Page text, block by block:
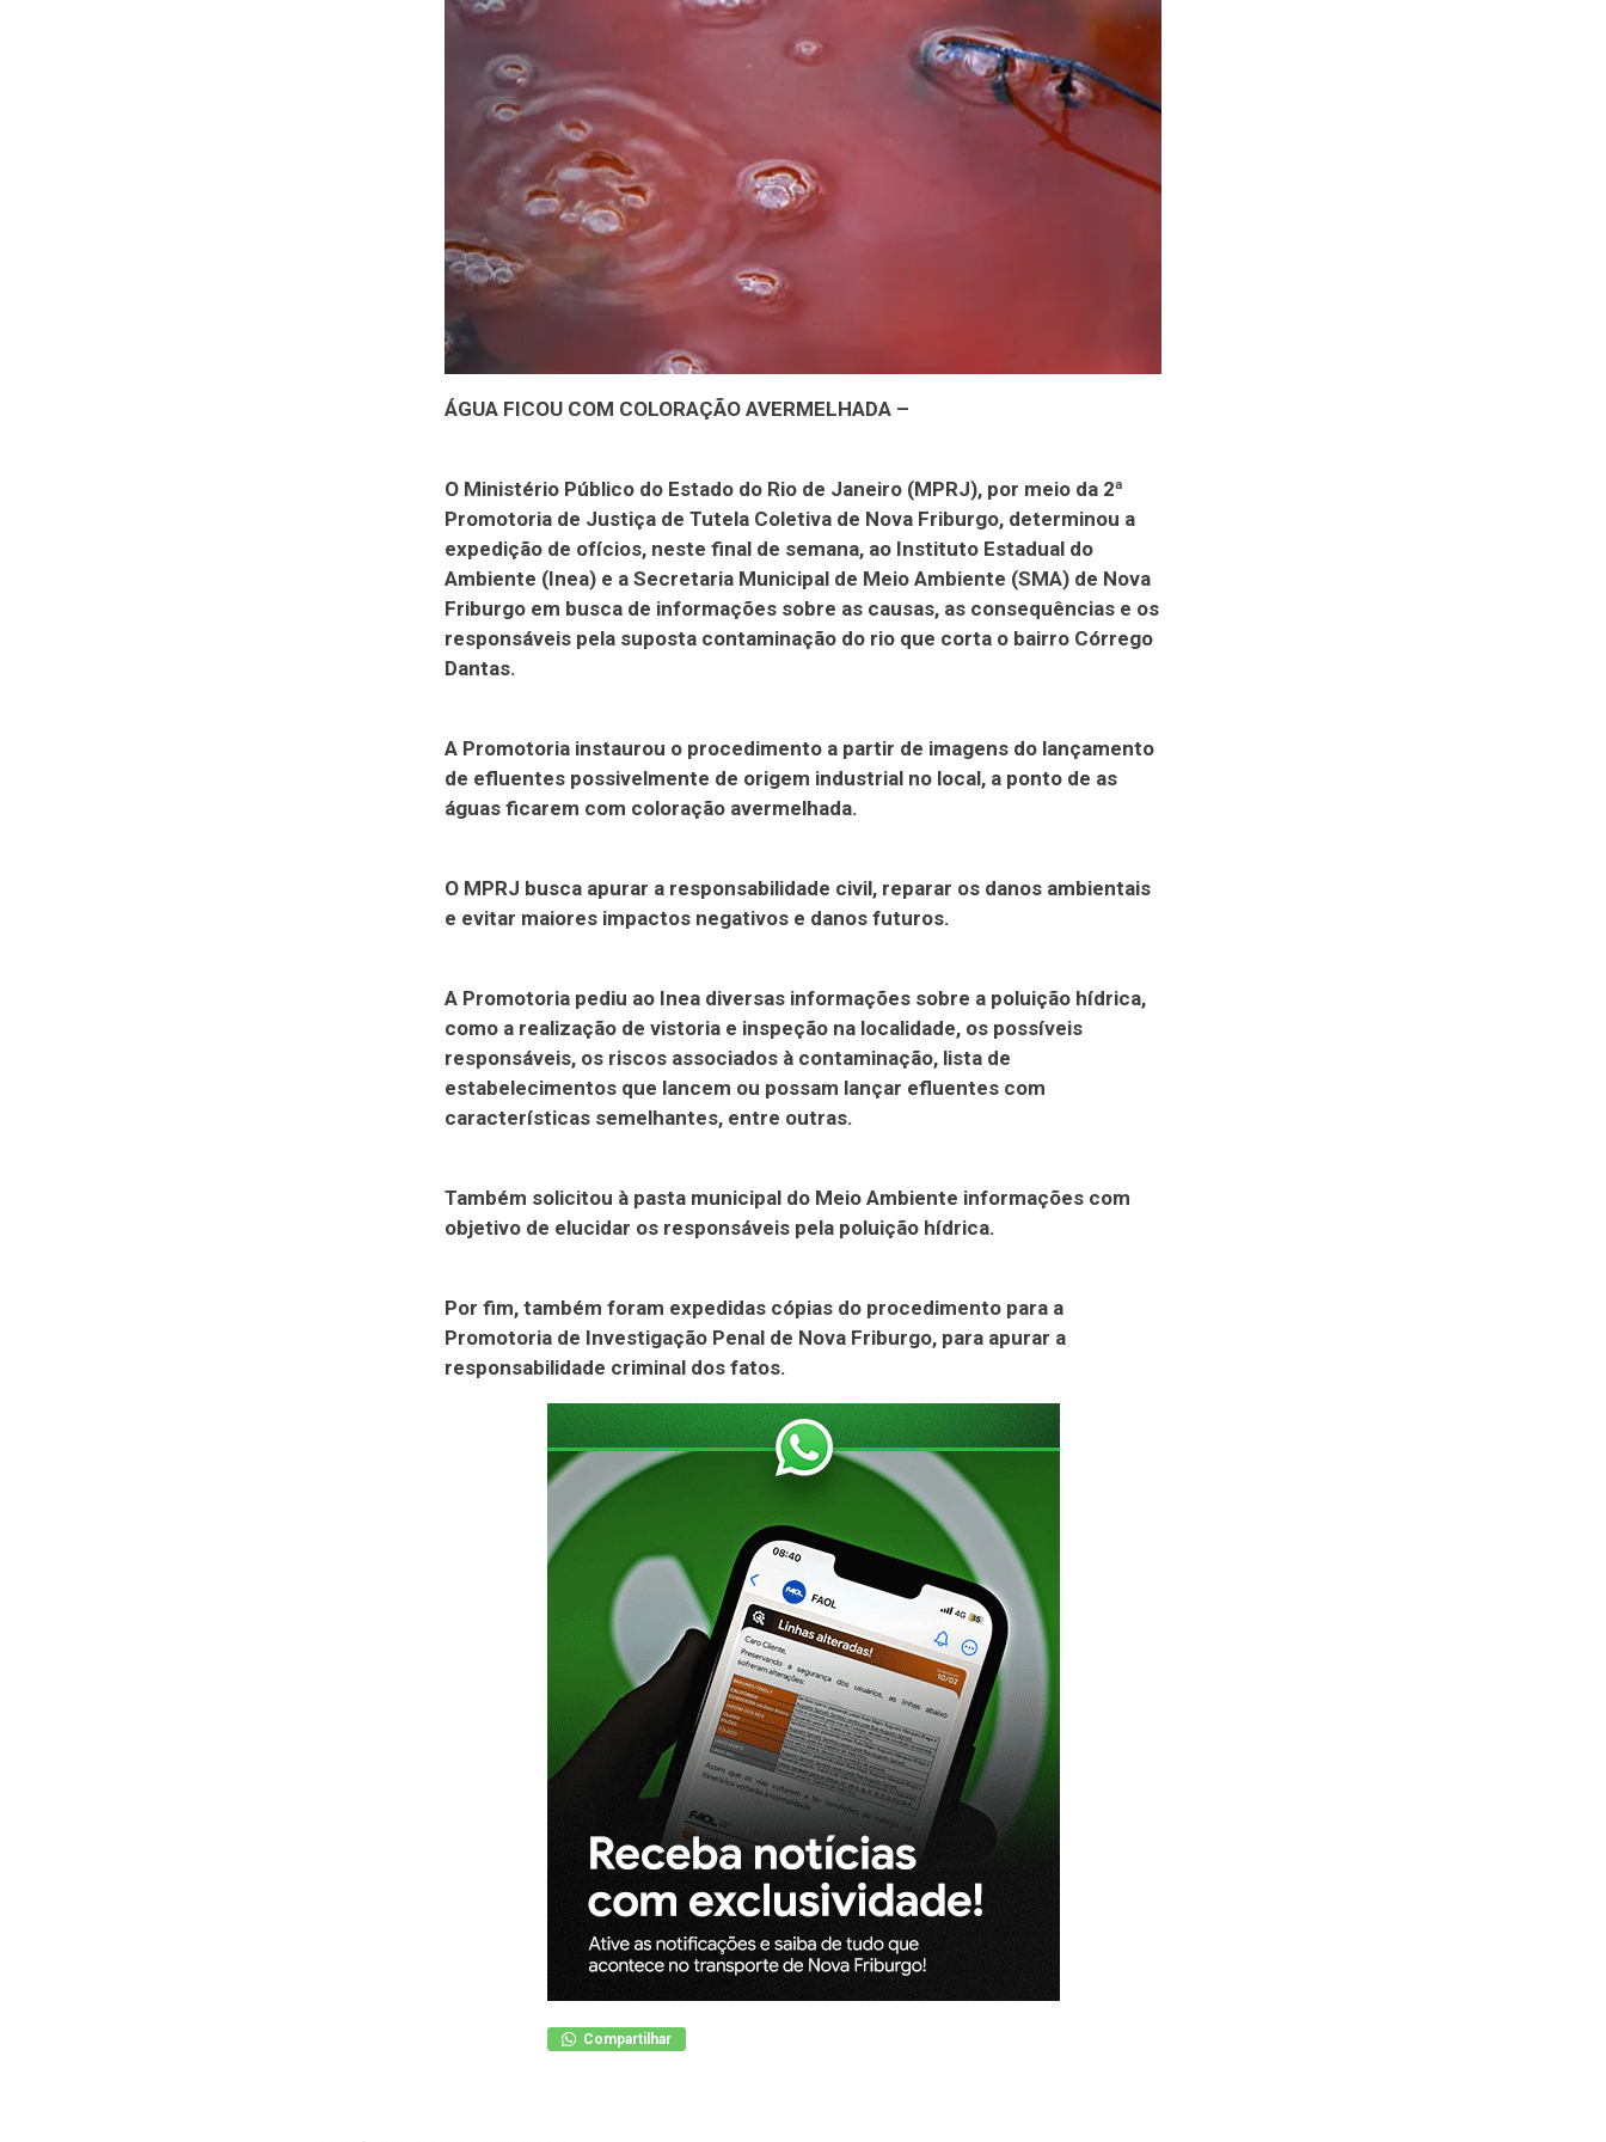
ÁGUA FICOU COM COLORAÇÃO AVERMELHADA –
O Ministério Público do Estado do Rio de Janeiro (MPRJ), por meio da 2ª
Promotoria de Justiça de Tutela Coletiva de Nova Friburgo, determinou a
expedição de ofícios, neste final de semana, ao Instituto Estadual do
Ambiente (Inea) e a Secretaria Municipal de Meio Ambiente (SMA) de Nova
Friburgo em busca de informações sobre as causas, as consequências e os
responsáveis pela suposta contaminação do rio que corta o bairro Córrego
Dantas.
A Promotoria instaurou o procedimento a partir de imagens do lançamento
de efluentes possivelmente de origem industrial no local, a ponto de as
águas ficarem com coloração avermelhada.
O MPRJ busca apurar a responsabilidade civil, reparar os danos ambientais
e evitar maiores impactos negativos e danos futuros.
A Promotoria pediu ao Inea diversas informações sobre a poluição hídrica,
como a realização de vistoria e inspeção na localidade, os possíveis
responsáveis, os riscos associados à contaminação, lista de
estabelecimentos que lancem ou possam lançar efluentes com
características semelhantes, entre outras.
Também solicitou à pasta municipal do Meio Ambiente informações com
objetivo de elucidar os responsáveis pela poluição hídrica.
Por fim, também foram expedidas cópias do procedimento para a
Promotoria de Investigação Penal de Nova Friburgo, para apurar a
responsabilidade criminal dos fatos.
Compartilhar